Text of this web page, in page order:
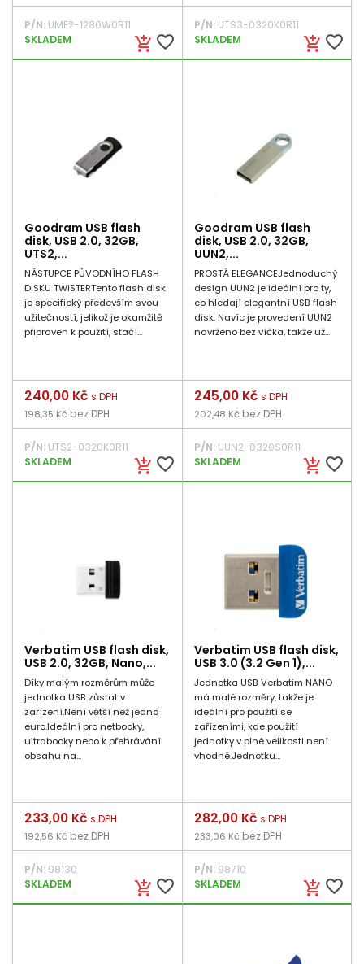
add_shopping_cart favorite_border
P/N: UME2-1280W0R11
SKLADEM
add_shopping_cart favorite_border
P/N:UTS3-0320K0R11
SKLADEM
Goodram USB flash
disk, USB 2.0, 32GB,
UTS2,...
NÁSTUPCE PŮVODNÍHO FLASH
DISKU TWISTERTento flash disk
je specifický především svou
užitečností, jelikož je okamžitě
připraven k použití, stačí...
add_shopping_cart favorite_border
Cena
240,00 Kč s DPH
198,35 Kč bez DPH
P/N: UTS2-0320K0R11
SKLADEM
Goodram USB flash
disk, USB 2.0, 32GB,
UUN2,...
PROSTÁ ELEGANCEJednoduchý
design UUN2 je ideální pro ty,
co hledají elegantní USB flash
disk. Navíc je provedení UUN2
navrženo bez víčka, takže už...
add_shopping_cart favorite_border
Cena
245,00 Kč s DPH
202,48 Kč bez DPH
P/N:UUN2-0320S0R11
SKLADEM
Verbatim USB flash disk,
USB 2.0, 32GB, Nano,...
Díky malým rozměrům může
jednotka USB zůstat v
zařízení.Není větší než jedno
euro.Ideální pro netbooky,
ultrabooky nebo k přehrávání
obsahu na...
add_shopping_cart favorite_border
Cena
233,00 Kč s DPH
192,56 Kč bez DPH
P/N: 98130
SKLADEM
Verbatim USB flash disk,
USB 3.0 (3.2 Gen 1),...
Jednotka USB Verbatim NANO
má malé rozměry, takže je
ideální pro použití se
zařízeními, kde použití
jednotky v plné velikosti není
vhodné.Jednotku...
add_shopping_cart favorite_border
Cena
282,00 Kč s DPH
233,06 Kč bez DPH
P/N:98710
SKLADEM